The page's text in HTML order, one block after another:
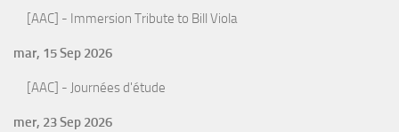
[AAC] - Immersion Tribute to Bill Viola
mar, 15 Sep 2026
[AAC] - Journées d'étude
mer, 23 Sep 2026